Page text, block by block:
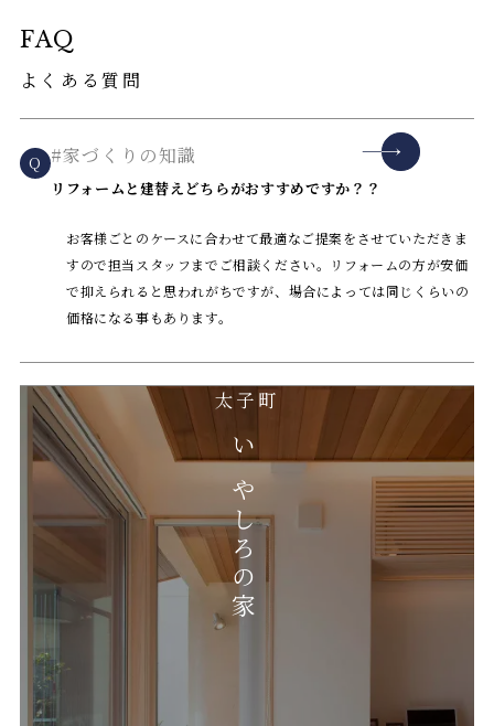
FAQ
よくある質問
Q #家づくりの知識
リフォームと建替えどちらがおすすめですか？？
お客様ごとのケースに合わせて最適なご提案をさせていただきま
すので担当スタッフまでご相談ください。リフォームの方が安価
で抑えられると思われがちですが、場合によっては同じくらいの
価格になる事もあります。
太子町
いやしろの家